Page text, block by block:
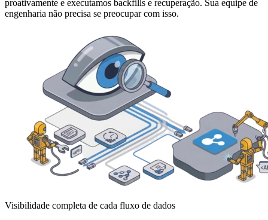
proativamente e executamos backfills e recuperação. Sua equipe de
engenharia não precisa se preocupar com isso.
Visibilidade completa de cada fluxo de dados